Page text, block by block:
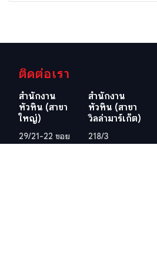
ติดต่อเรา
สำนักงาน
หัวหิน (สาขา
ใหญ่)
29/21-22 ซอย
สำนักงาน
หัวหิน (สาขา
วิลล่ามาร์เก็ต)
218/3